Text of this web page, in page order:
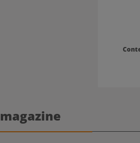
Tone dopo
capelli
prodotto
(senza Activator) Tempo
magazine